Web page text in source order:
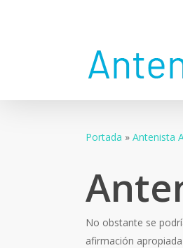
Portada » Antenista
No obstante se
afirmación